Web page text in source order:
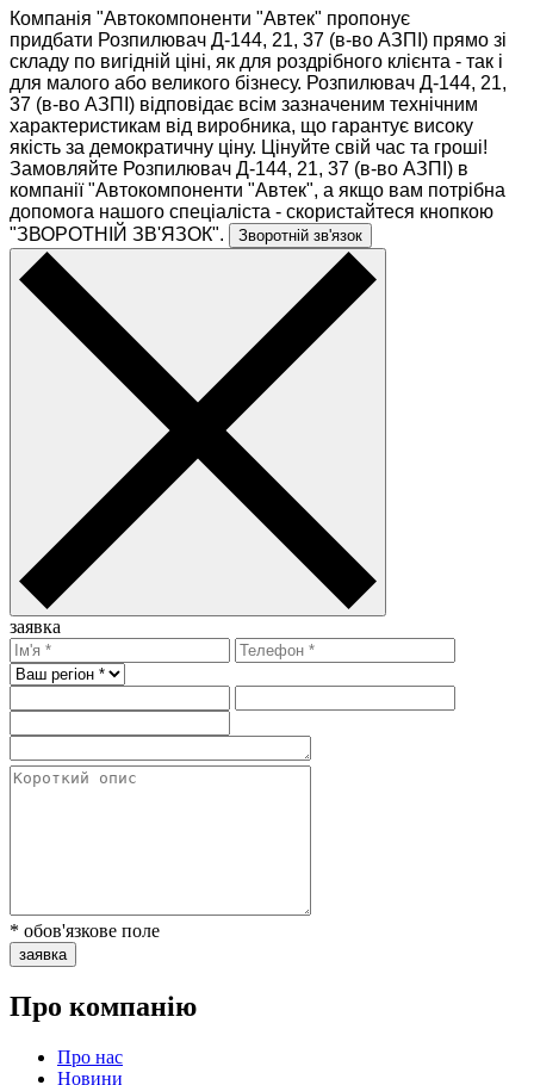
Компанія "Автокомпоненти "Автек" пропонує
придбати Розпилювач Д-144, 21, 37 (в-во АЗПІ) прямо зі
складу по вигідній ціні, як для роздрібного клієнта - так і
для малого або великого бізнесу. Розпилювач Д-144, 21,
37 (в-во АЗПІ) відповідає всім зазначеним технічним
характеристикам від виробника, що гарантує високу
якість за демократичну ціну. Цінуйте свій час та гроші!
Замовляйте Розпилювач Д-144, 21, 37 (в-во АЗПІ) в
компанії "Автокомпоненти "Автек", а якщо вам потрібна
допомога нашого спеціаліста - скористайтеся кнопкою
"ЗВОРОТНІЙ ЗВ'ЯЗОК".
Зворотній зв'язок
заявка
* обов'язкове поле
заявка
Про компанію
Про нас
Новини